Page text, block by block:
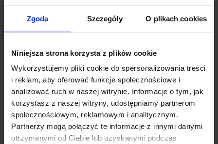
Zgoda Szczegóły O plikach cookies
Niniejsza strona korzysta z plików cookie
Wykorzystujemy pliki cookie do spersonalizowania treści
i reklam, aby oferować funkcje społecznościowe i
analizować ruch w naszej witrynie. Informacje o tym, jak
korzystasz z naszej witryny, udostępniamy partnerom
społecznościowym, reklamowym i analitycznym.
Partnerzy mogą połączyć te informacje z innymi danymi
otrzymanymi od Ciebie lub uzyskanymi podczas
Related products